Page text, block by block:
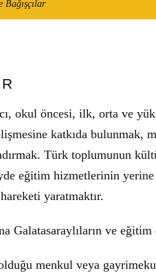
Bağışçılar
okul öncesi, ilk, orta ve
katkıda bulunmak,
Türk toplumunun
eğitim hizmetlerinin
yaratmaktır.
Galatasaraylıların ve
menkul veya